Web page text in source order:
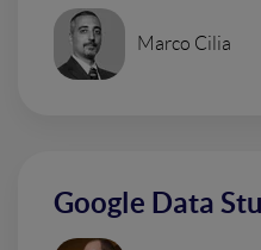
Marco Cilia
Google Data